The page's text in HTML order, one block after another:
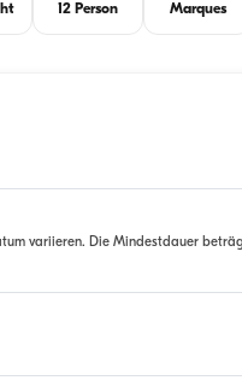
12 Person Marques
variieren. Die Mindestdauer